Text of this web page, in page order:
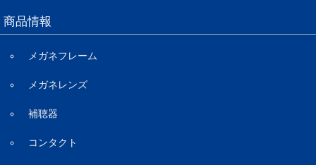
商品情報
メガネフレーム
メガネレンズ
補聴器
コンタクト